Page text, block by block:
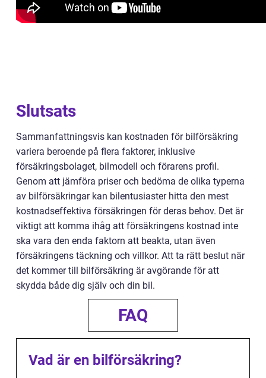
Slutsats
Sammanfattningsvis kan kostnaden för bilförsäkring
variera beroende på flera faktorer, inklusive
försäkringsbolaget, bilmodell och förarens profil.
Genom att jämföra priser och bedöma de olika typerna
av bilförsäkringar kan bilentusiaster hitta den mest
kostnadseffektiva försäkringen för deras behov. Det är
viktigt att komma ihåg att försäkringens kostnad inte
ska vara den enda faktorn att beakta, utan även
försäkringens täckning och villkor. Att ta rätt beslut när
det kommer till bilförsäkring är avgörande för att
skydda både dig själv och din bil.
FAQ
Vad är en bilförsäkring?